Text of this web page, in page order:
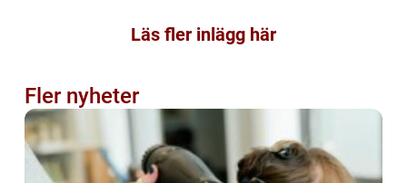
Läs fler inlägg här
Fler nyheter